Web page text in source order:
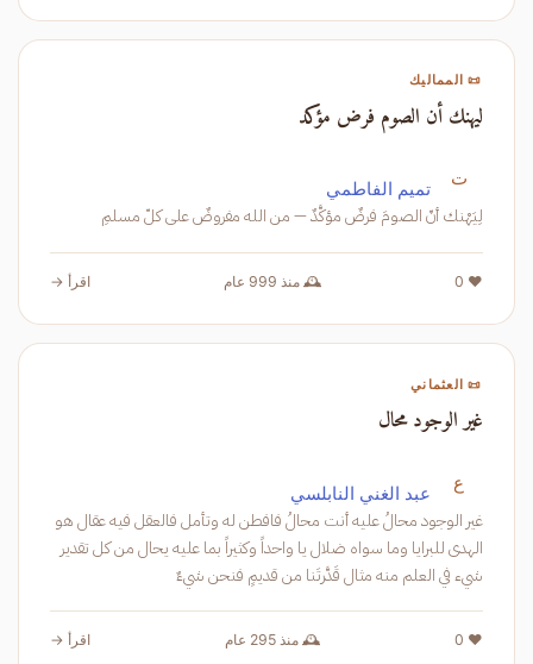
📜 المماليك
ليهنك أن الصوم فرض مؤكد
ت تميم الفاطمي
لِيَهْنك أنّ الصومَ فرضٌ مؤكَّدٌ — من الله مفروضٌ على كلّ مسلمِ
❤️ 0 🕰️ منذ 999 عام اقرأ →
📜 العثماني
غير الوجود محال
ع عبد الغني النابلسي
غير الوجود محالُ عليه أنت محالُ فافطن له وتأمل فالعقل فيه عقال هو
الهدى للبرايا وما سواه ضلال يا واحداً وكثيراً بما عليه يحال من كل تقدير
شيء في العلم منه مثال قَدَّرتَنا من قديمٍ فنحن شيءٌ
❤️ 0 🕰️ منذ 295 عام اقرأ →